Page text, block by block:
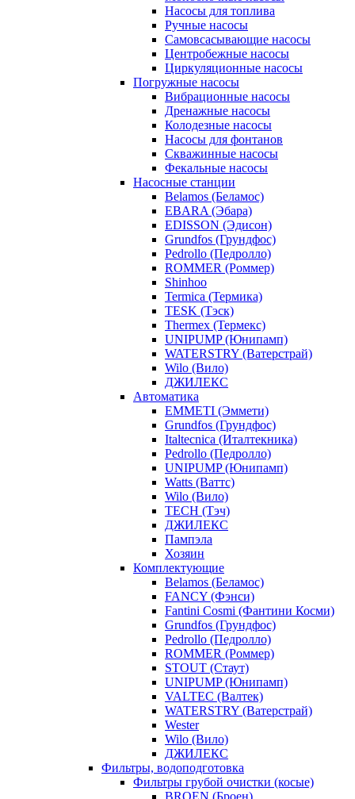
Насосы для топлива
Ручные насосы
Самовсасывающие насосы
Центробежные насосы
Циркуляционные насосы
Погружные насосы
Вибрационные насосы
Дренажные насосы
Колодезные насосы
Насосы для фонтанов
Скважинные насосы
Фекальные насосы
Насосные станции
Belamos (Беламос)
EBARA (Эбара)
EDISSON (Эдисон)
Grundfos (Грундфос)
Pedrollo (Педролло)
ROMMER (Роммер)
Shinhoo
Termica (Термика)
TESK (Тэск)
Thermex (Термекс)
UNIPUMP (Юнипамп)
WATERSTRY (Ватерстрай)
Wilo (Вило)
ДЖИЛЕКС
Автоматика
EMMETI (Эммети)
Grundfos (Грундфос)
Italtecnica (Италтекника)
Pedrollo (Педролло)
UNIPUMP (Юнипамп)
Watts (Ваттс)
Wilo (Вило)
TECH (Тэч)
ДЖИЛЕКС
Пампэла
Хозяин
Комплектующие
Belamos (Беламос)
FANCY (Фэнси)
Fantini Cosmi (Фантини Косми)
Grundfos (Грундфос)
Pedrollo (Педролло)
ROMMER (Роммер)
STOUT (Стаут)
UNIPUMP (Юнипамп)
VALTEC (Валтек)
WATERSTRY (Ватерстрай)
Wester
Wilo (Вило)
ДЖИЛЕКС
Фильтры, водоподготовка
Фильтры грубой очистки (косые)
BROEN (Броен)